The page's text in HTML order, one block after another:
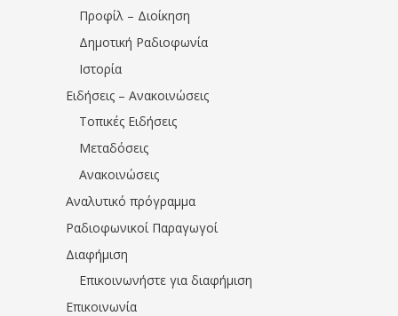
Προφίλ – Διοίκηση
Δημοτική Ραδιοφωνία
Ιστορία
Ειδήσεις – Ανακοινώσεις
Τοπικές Ειδήσεις
Μεταδόσεις
Ανακοινώσεις
Αναλυτικό πρόγραμμα
Ραδιοφωνικοί Παραγωγοί
Διαφήμιση
Επικοινωνήστε για διαφήμιση
Επικοινωνία